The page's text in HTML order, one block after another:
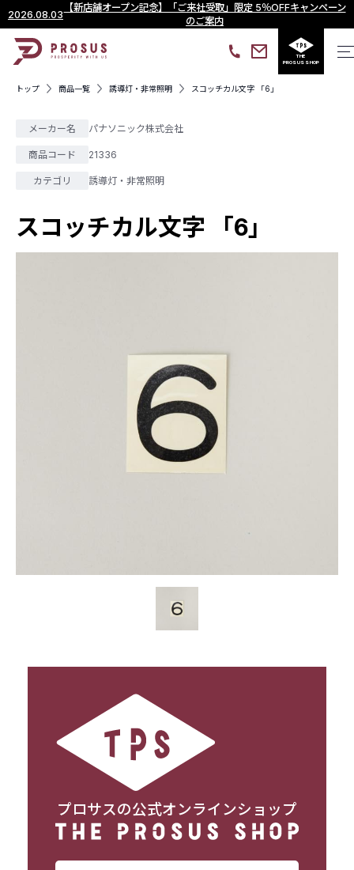
2026.08.03
【新店舗オープン記念】「ご来社受取」限定 5％OFFキャンペーン
のご案内
THE
PROSUS SHOP
トップ 商品一覧 誘導灯・非常照明 スコッチカル文字 「6」
メーカー名 パナソニック株式会社
商品コード 21336
カテゴリ 誘導灯・非常照明
スコッチカル文字 「6」
プロサスの公式オンラインショップ